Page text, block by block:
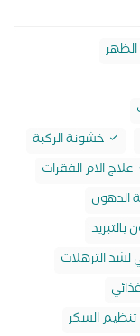
الظهر
خشونة الركبة
علاج الام الفقرات
الدهون
لشد الترهلات
تنظيم السكر